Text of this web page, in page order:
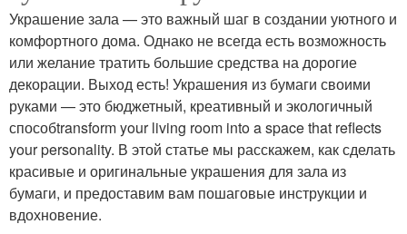
Украшение зала — это важный шаг в создании уютного и
комфортного дома. Однако не всегда есть возможность
или желание тратить большие средства на дорогие
декорации. Выход есть! Украшения из бумаги своими
руками — это бюджетный, креативный и экологичный
способtransform your living room into a space that reflects
your personality. В этой статье мы расскажем, как сделать
красивые и оригинальные украшения для зала из
бумаги, и предоставим вам пошаговые инструкции и
вдохновение.